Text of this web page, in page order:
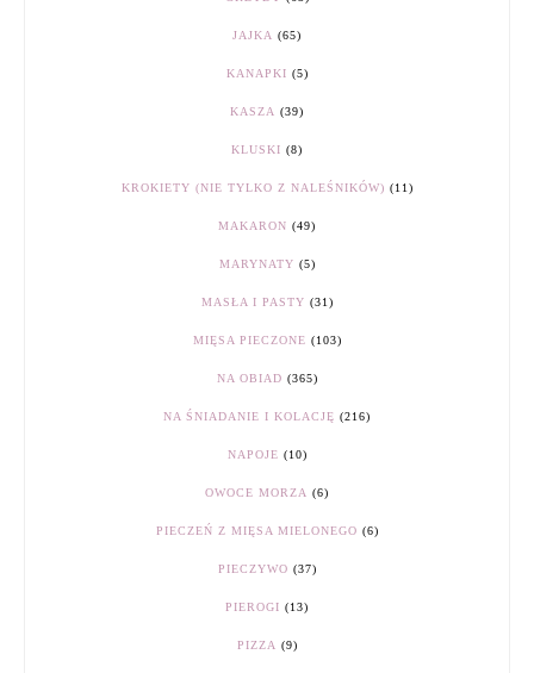
JAJKA (65)
KANAPKI (5)
KASZA (39)
KLUSKI (8)
KROKIETY (NIE TYLKO Z NALEŚNIKÓW) (11)
MAKARON (49)
MARYNATY (5)
MASŁA I PASTY (31)
MIĘSA PIECZONE (103)
NA OBIAD (365)
NA ŚNIADANIE I KOLACJĘ (216)
NAPOJE (10)
OWOCE MORZA (6)
PIECZEŃ Z MIĘSA MIELONEGO (6)
PIECZYWO (37)
PIEROGI (13)
PIZZA (9)